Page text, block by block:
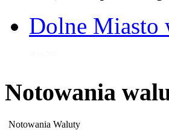
Dolne
Notowania
Notowania Waluty